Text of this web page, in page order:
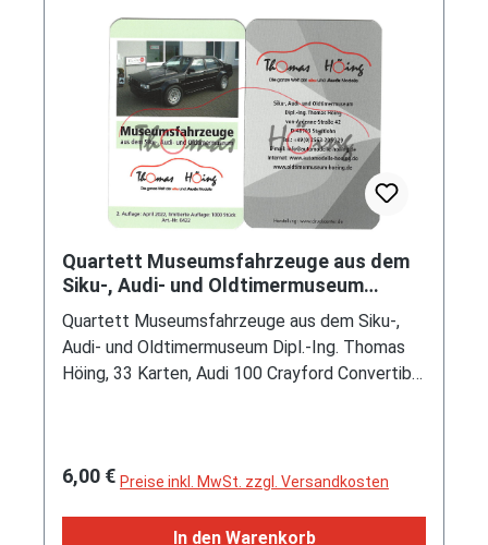
Quartett Museumsfahrzeuge aus dem
Siku-, Audi- und Oldtimermuseum
Thomas Höing, 33 Karten, mb
Quartett Museumsfahrzeuge aus dem Siku-,
Audi- und Oldtimermuseum Dipl.-Ing. Thomas
Höing, 33 Karten, Audi 100 Crayford Convertible
roadster / TreserAudi hunter Typ 85 /
89 / Audi 100 Avant 2.3 E quattro Feuerwehr /
Regulärer Preis:
6,00 € Preise inkl. MwSt. zzgl. Versandkosten
In den Warenkorb